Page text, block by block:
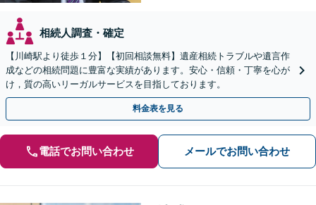
相続人調査・確定
【川崎駅より徒歩１分】【初回相談無料】遺産相続トラブルや遺言作
成などの相続問題に豊富な実績があります。安心・信頼・丁寧を心が
け，質の高いリーガルサービスを目指しております。
料金表を見る
電話でお問い合わせ メールでお問い合わせ